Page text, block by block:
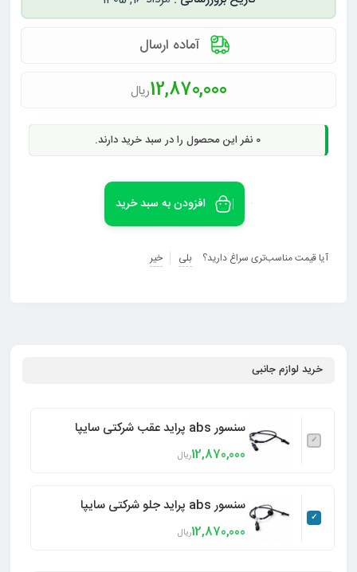
آماده ارسال
12,870,000ریال
0 نفر این محصول را در سبد خرید دارند.
افزودن به سبد خرید
آیا قیمت مناسب‌تری سراغ دارید؟ بلی خیر
خرید لوازم جانبی
سنسور abs پراید عقب شرکتی سایپا
12,870,000ریال
سنسور abs پراید جلو شرکتی سایپا
12,870,000ریال